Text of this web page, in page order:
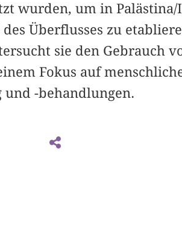
wurden, um in
Überflusses zu
sie den Gebrauch
Fokus auf
-behandlungen.